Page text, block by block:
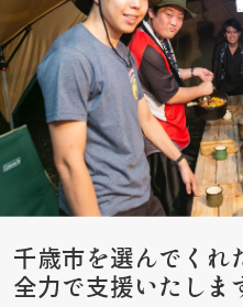
千歳市を選んでくれ
全力で支援いたしま